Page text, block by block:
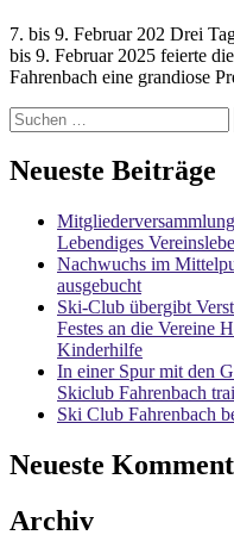
7. bis 9. Februar 202 Drei
bis 9. Februar 2025 feierte
Fahrenbach eine grandiose
Suchen
nach:
Neueste Beiträge
Lebendiges
Nachwuchs im
ausgebucht
Ski-Club übergibt
Festes an die Vereine
Kinderhilfe
In einer Spur mit den
Skiclub Fahrenbach
Ski Club Fahrenbach
Neueste
Archiv